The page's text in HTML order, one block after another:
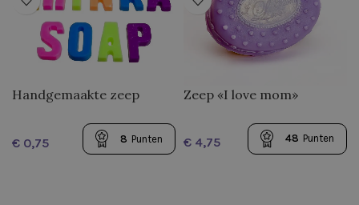
Handgemaakte zeep
€ 8 Punten
Zeep «I love mom»
€ 48 Punten